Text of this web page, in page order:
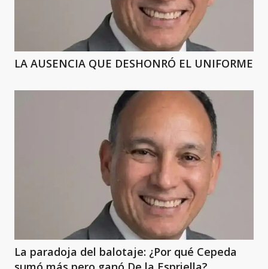
LA AUSENCIA QUE DESHONRÓ EL UNIFORME
La paradoja del balotaje: ¿Por qué Cepeda